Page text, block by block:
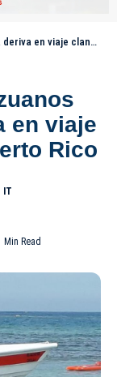
hacia Puerto Rico
en viaje
Rico
Min Read